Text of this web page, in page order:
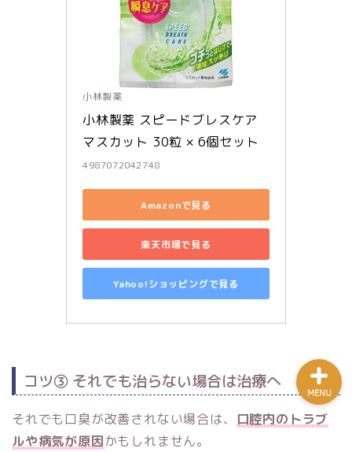
小林製薬
小林製薬 スピードブレスケア
マスカット 30粒 × 6個セット
4987072042748
Amazonで見る
楽天市場で見る
Yahoo!ショッピングで見る
コツ③ それでも治らない場合は治療へ
それでも口臭が改善されない場合は、
口腔内のトラブ
ルや病気が原因かもしれません。
MENU
婚活の始め方
婚活ノウハウ
問い合わせ